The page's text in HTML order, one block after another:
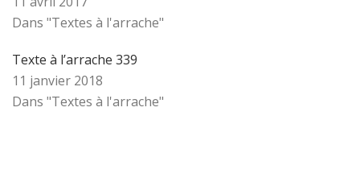
Dans "Textes à l'arrache"
Texte à l’arrache 339
11 janvier 2018
Dans "Textes à l'arrache"